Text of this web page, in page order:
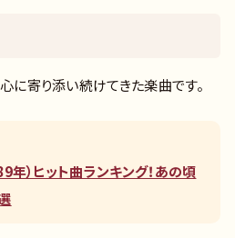
に寄り添い続けてきた楽曲です。
）ヒット曲ランキング！あの頃